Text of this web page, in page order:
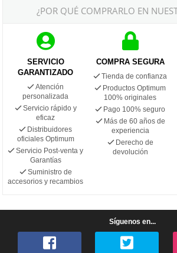
¿POR QUÉ COMPRARLO EN
SERVICIO
GARANTIZADO
Atención
personalizada
Servicio rápido y
eficaz
Distribuidores
oficiales Optimum
Servicio Post-venta y
Garantías
Suministro de
accesorios y recambios
COMPRA SEGURA
Tienda de confianza
Productos Optimum
100% originales
Pago 100% seguro
Más de 60 años de
experiencia
Derecho de
devolución
Síguenos en...